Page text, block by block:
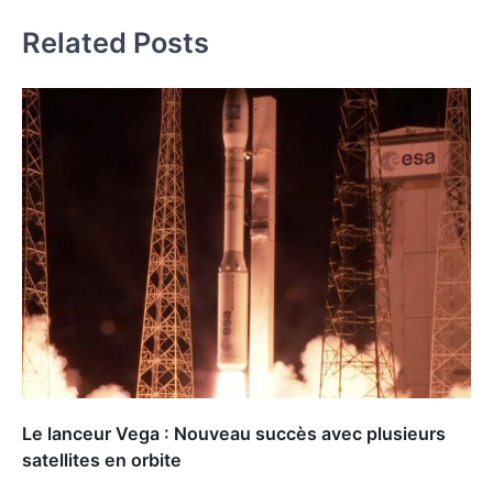
Related Posts
Le lanceur Vega : Nouveau succès avec plusieurs
satellites en orbite